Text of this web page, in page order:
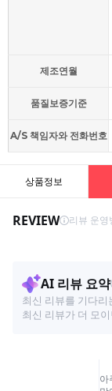
제조연월
품질보증기준
A/S 책임자와 전화번호
상품정보